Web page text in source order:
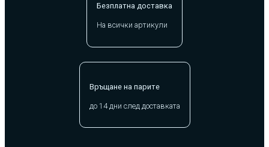
Безплатна доставка
На всички артикули
Връщане на парите
до 14 дни след доставката